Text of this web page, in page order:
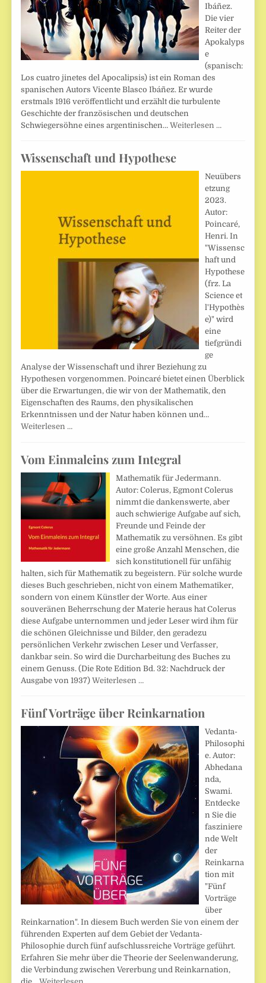
Ibáñez.
Die vier
Reiter der
Apokalyps
e
(spanisch:
Los cuatro jinetes del Apocalipsis) ist ein Roman des
spanischen Autors Vicente Blasco Ibáñez. Er wurde
erstmals 1916 veröffentlicht und erzählt die turbulente
Geschichte der französischen und deutschen
Schwiegersöhne eines argentinischen…Weiterlesen …
Wissenschaft und Hypothese
Neuübers
etzung
2023.
Autor:
Poincaré,
Henri. In
"Wissensc
haft und
Hypothese
(frz. La
Science et
l'Hypothès
e)" wird
eine
tiefgründi
ge
Analyse der Wissenschaft und ihrer Beziehung zu
Hypothesen vorgenommen. Poincaré bietet einen Überblick
über die Erwartungen, die wir von der Mathematik, den
Eigenschaften des Raums, den physikalischen
Erkenntnissen und der Natur haben können und…
Weiterlesen …
Vom Einmaleins zum Integral
Mathematik für Jedermann.
Autor: Colerus, Egmont Colerus
nimmt die dankenswerte, aber
auch schwierige Aufgabe auf sich,
Freunde und Feinde der
Mathematik zu versöhnen. Es gibt
eine große Anzahl Menschen, die
sich konstitutionell für unfähig
halten, sich für Mathematik zu begeistern. Für solche wurde
dieses Buch geschrieben, nicht von einem Mathematiker,
sondern von einem Künstler der Worte. Aus einer
souveränen Beherrschung der Materie heraus hat Colerus
diese Aufgabe unternommen und jeder Leser wird ihm für
die schönen Gleichnisse und Bilder, den geradezu
persönlichen Verkehr zwischen Leser und Verfasser,
dankbar sein. So wird die Durcharbeitung des Buches zu
einem Genuss. (Die Rote Edition Bd. 32: Nachdruck der
Ausgabe von 1937)Weiterlesen …
Fünf Vorträge über Reinkarnation
Vedanta-
Philosophi
e. Autor:
Abhedana
nda,
Swami.
Entdecke
n Sie die
fasziniere
nde Welt
der
Reinkarna
tion mit
"Fünf
Vorträge
über
Reinkarnation". In diesem Buch werden Sie von einem der
führenden Experten auf dem Gebiet der Vedanta-
Philosophie durch fünf aufschlussreiche Vorträge geführt.
Erfahren Sie mehr über die Theorie der Seelenwanderung,
die Verbindung zwischen Vererbung und Reinkarnation,